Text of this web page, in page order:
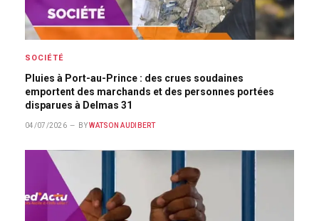
SOCIÉTÉ
Pluies à Port-au-Prince : des crues soudaines
emportent des marchands et des personnes portées
disparues à Delmas 31
04/07/2026 BY WATSON AUDIBERT